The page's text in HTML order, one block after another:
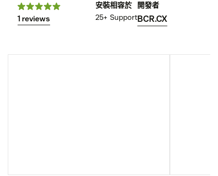
1 reviews
安裝
25+
相容於
Support
開發者
BCR.CX